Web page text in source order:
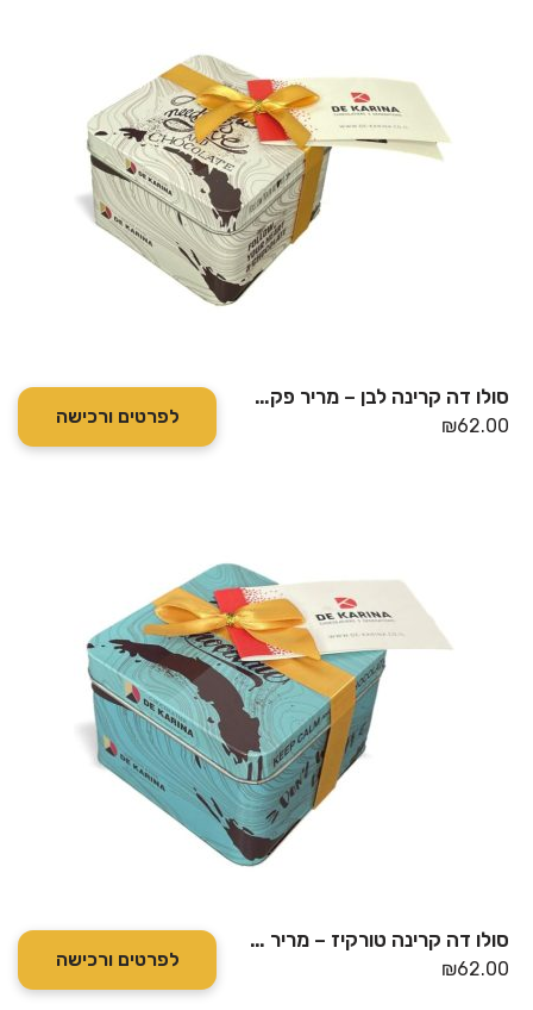
סולו דה קרינה לבן – מריר פקאן + חלב שקדים ומלח ים
₪62.00 לפרטים ורכישה
סולו דה קרינה טורקיז – מריר אגוזי לוז + מריר שקדים
₪62.00 לפרטים ורכישה